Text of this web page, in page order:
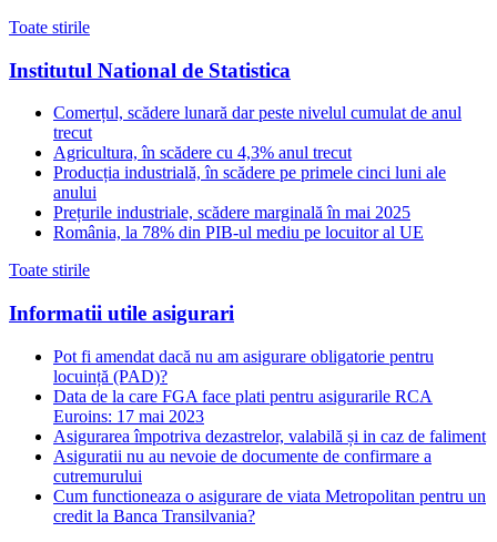
Toate stirile
Institutul National de Statistica
Comerțul, scădere lunară dar peste nivelul cumulat de anul
trecut
Agricultura, în scădere cu 4,3% anul trecut
Producția industrială, în scădere pe primele cinci luni ale
anului
Prețurile industriale, scădere marginală în mai 2025
România, la 78% din PIB-ul mediu pe locuitor al UE
Toate stirile
Informatii utile asigurari
Pot fi amendat dacă nu am asigurare obligatorie pentru
locuință (PAD)?
Data de la care FGA face plati pentru asigurarile RCA
Euroins: 17 mai 2023
Asigurarea împotriva dezastrelor, valabilă și in caz de faliment
Asiguratii nu au nevoie de documente de confirmare a
cutremurului
Cum functioneaza o asigurare de viata Metropolitan pentru un
credit la Banca Transilvania?